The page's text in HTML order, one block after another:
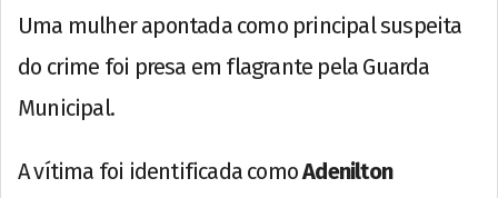
Uma mulher apontada como principal suspeita
do crime foi presa em flagrante pela Guarda
Municipal.
A vítima foi identificada comoAdenilton